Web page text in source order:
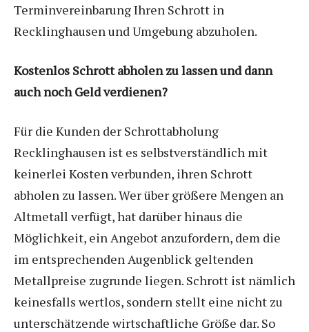
Terminvereinbarung Ihren Schrott in
Recklinghausen und Umgebung abzuholen.
Kostenlos Schrott abholen zu lassen und dann
auch noch Geld verdienen?
Für die Kunden der Schrottabholung
Recklinghausen ist es selbstverständlich mit
keinerlei Kosten verbunden, ihren Schrott
abholen zu lassen. Wer über größere Mengen an
Altmetall verfügt, hat darüber hinaus die
Möglichkeit, ein Angebot anzufordern, dem die
im entsprechenden Augenblick geltenden
Metallpreise zugrunde liegen. Schrott ist nämlich
keinesfalls wertlos, sondern stellt eine nicht zu
unterschätzende wirtschaftliche Größe dar. So